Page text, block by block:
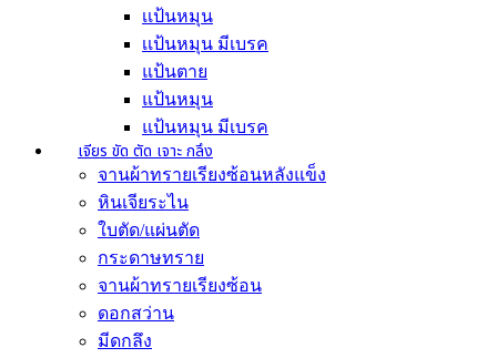
เเป้นหมุน
เเป้นหมุน มีเบรค
แป้นตาย
แป้นหมุน
แป้นหมุน มีเบรค
เจียร ขัด ตัด เจาะ กลึง
จานผ้าทรายเรียงซ้อนหลังแข็ง
หินเจียระไน
ใบตัด/แผ่นตัด
กระดาษทราย
จานผ้าทรายเรียงซ้อน
ดอกสว่าน
มีดกลึง